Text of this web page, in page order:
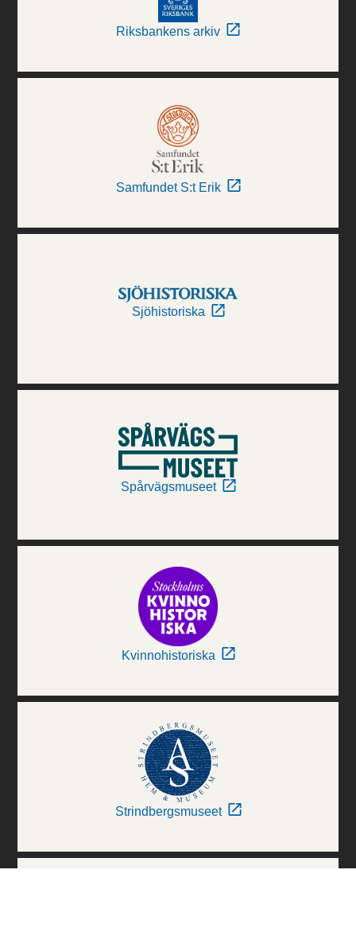
Riksbankens arkiv
Samfundet S:t Erik
Sjöhistoriska
Spårvägsmuseet
Kvinnohistoriska
Strindbergsmuseet